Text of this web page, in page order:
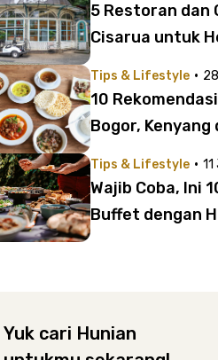
5 Restoran dan
Cisarua untuk
Tips & Lifestyle ·
10
Bogor,
Tips & Lifestyle ·
Wajib Coba, Ini
Buffet dengan
Yuk cari Hunian